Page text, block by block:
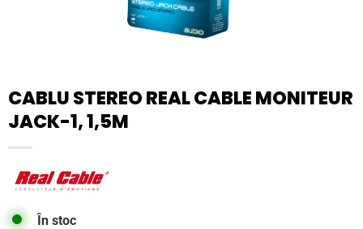
CABLU STEREO REAL CABLE MONITEUR
JACK-1, 1,5M
În stoc